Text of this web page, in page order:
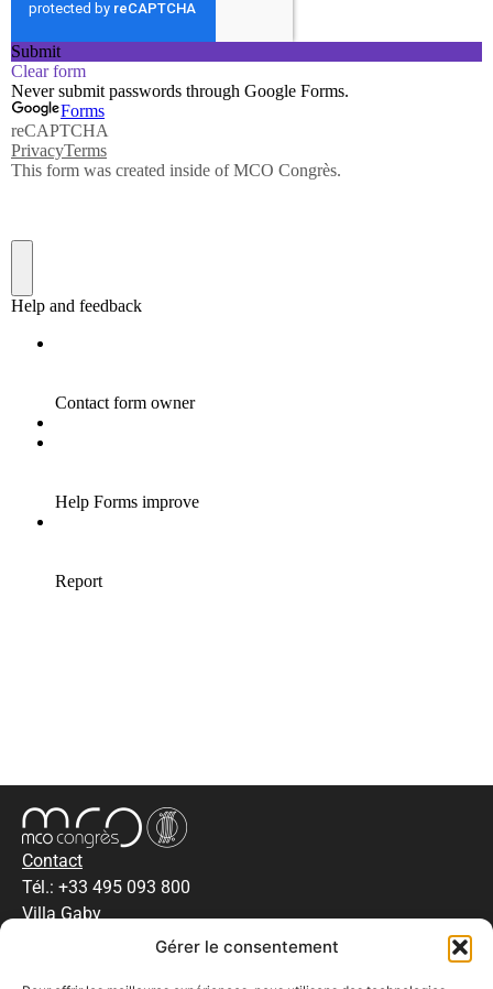
Gérer le consentement
Contact
Tél.: +33 495 093 800
Villa Gaby
285, Corniche Kennedy